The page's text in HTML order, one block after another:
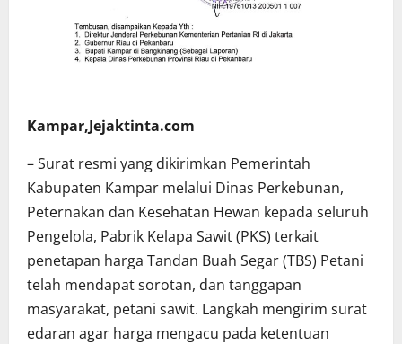
Kampar,Jejaktinta.com
– Surat resmi yang dikirimkan Pemerintah
Kabupaten Kampar melalui Dinas Perkebunan,
Peternakan dan Kesehatan Hewan kepada seluruh
Pengelola, Pabrik Kelapa Sawit (PKS) terkait
penetapan harga Tandan Buah Segar (TBS) Petani
telah mendapat sorotan, dan tanggapan
masyarakat, petani sawit. Langkah mengirim surat
edaran agar harga mengacu pada ketentuan